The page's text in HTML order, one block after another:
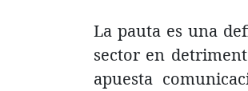
La pauta es una
sector en
apuesta